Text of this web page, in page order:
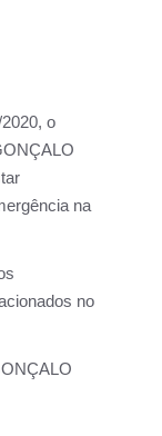
o
na
no